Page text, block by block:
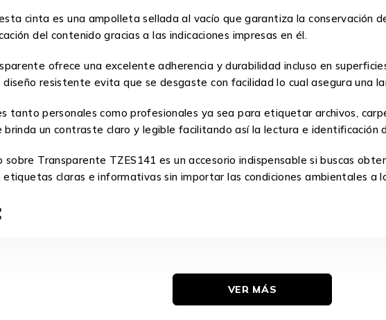
cinta es una ampolleta sellada al vacío que garantiza la conservación
del contenido gracias a las indicaciones impresas en él.
ofrece una excelente adherencia y durabilidad incluso en
resistente evita que se desgaste con facilidad lo cual asegura una
tanto personales como profesionales ya sea para etiquetar archivos,
un contraste claro y legible facilitando así la lectura e identificación
sobre Transparente TZES141 es un accesorio indispensable si buscas
claras e informativas sin importar las condiciones ambientales a
VER MÁS